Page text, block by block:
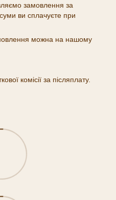
замовлення за
ви сплачуєте при
можна на нашому
комісії за післяплату.